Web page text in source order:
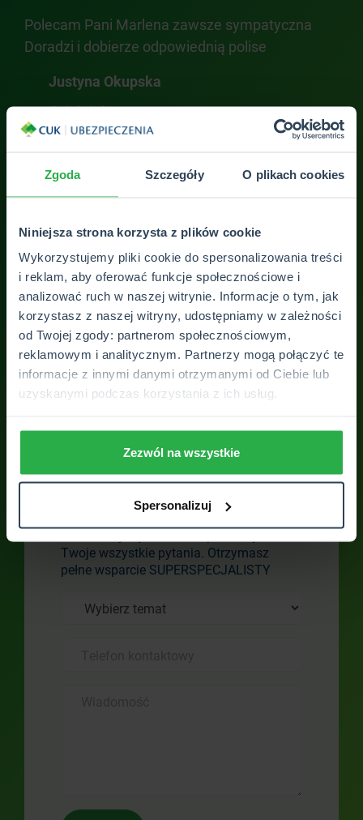
Zgoda Szczegóły O plikach cookies
Niniejsza strona korzysta z plików cookie
Wykorzystujemy pliki cookie do spersonalizowania treści
i reklam, aby oferować funkcje społecznościowe i
analizować ruch w naszej witrynie. Informacje o tym, jak
korzystasz z naszej witryny, udostępniamy w zależności
od Twojej zgody: partnerom społecznościowym,
reklamowym i analitycznym. Partnerzy mogą połączyć te
informacje z innymi danymi otrzymanymi od Ciebie lub
uzyskanymi podczas korzystania z ich usług.
Zezwól na wszystkie
Spersonalizuj
Polecam Pani Marlena zawsze sympatyczna
Doradzi i dobierze odpowiednią polise
Justyna Okupska
ZOBACZ WSZYSTKIE OPINIE
Skontaktuj się z
placówką
Twoje wszystkie pytania. Otrzymasz
pełne wsparcie SUPERSPECJALISTY